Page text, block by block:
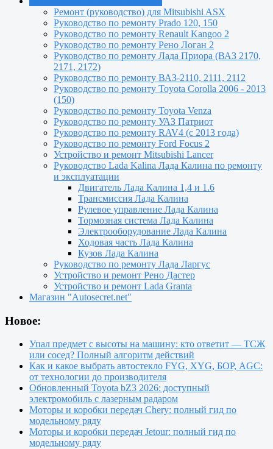
Ремонт (руководство) для Mitsubishi ASX
Руководство по ремонту Prado 120, 150
Руководство по ремонту Renault Kangoo 2
Руководство по ремонту Рено Логан 2
Руководство по ремонту Лада Приора (ВАЗ 2170,
2171, 2172)
Руководство по ремонту ВАЗ-2110, 2111, 2112
Руководство по ремонту Toyota Сorolla 2006 - 2013
(150)
Руководство по ремонту Toyota Venza
Руководство по ремонту УАЗ Патриот
Руководство по ремонту RAV4 (с 2013 года)
Руководство по ремонту Ford Focus 2
Устройство и ремонт Mitsubishi Lancer
Руководство Lada Kalina Лада Калина по ремонту
и эксплуатации
Двигатель Лада Калина 1,4 и 1.6
Трансмиссия Лада Калина
Рулевое управление Лада Калина
Тормозная система Лада Калина
Электрооборудование Лада Калина
Ходовая часть Лада Калина
Кузов Лада Калина
Руководство по ремонту Лада Ларгус
Устройство и ремонт Рено Дастер
Устройство и ремонт Lada Granta
Магазин "Autosecret.net"
Новое:
Упал предмет с высоты на машину: кто ответит — ТСЖ
или сосед? Полный алгоритм действий
Как и какое выбрать автостекло FYG, XYG, БОР, AGC:
от технологии до производителя
Обновленный Toyota bZ3 2026: доступный
электромобиль с лазерным радаром
Моторы и коробки передач Chery: полный гид по
модельному ряду
Моторы и коробки передач Jetour: полный гид по
модельному ряду